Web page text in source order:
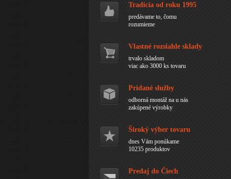
Tradícia od roku 1995
predávame to, čomu
rozumieme
Vlastné rozsiahle sklady
trvalo skladom
viac ako 3000 ks tovaru
Pridané služby
odborná montáž na u nás
zakúpené výrobky
Široký výber tovaru
dnes Vám ponúkame
10235 produktov
Predaj do Čiech